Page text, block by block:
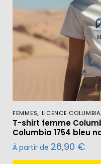
FEMMES, LICENCE COLUMBIA
T-shirt femme
Columbia 1754 bleu
À partir de 26,90 €